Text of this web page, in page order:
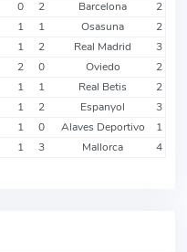
0 2 Barcelona 2
1 1 Osasuna 2
1 2 Real Madrid 3
2 0 Oviedo 2
1 1 Real Betis 2
1 2 Espanyol 3
1 0 Alaves Deportivo 1
1 3 Mallorca 4